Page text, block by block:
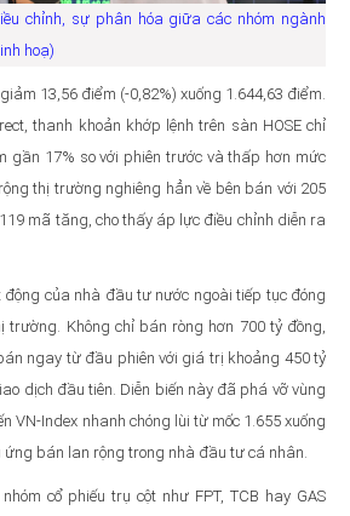
chỉnh, sự phân hóa giữa các nhóm ngành
hoạ)
13,56 điểm (-0,82%) xuống 1.644,63 điểm.
thanh khoản khớp lệnh trên sàn HOSE chỉ
gần 17% so với phiên trước và thấp hơn mức
thị trường nghiêng hẳn về bên bán với 205
mã tăng, cho thấy áp lực điều chỉnh diễn ra
của nhà đầu tư nước ngoài tiếp tục đóng
Không chỉ bán ròng hơn 700 tỷ đồng,
ngay từ đầu phiên với giá trị khoảng 450 tỷ
dịch đầu tiên. Diễn biến này đã phá vỡ vùng
VN-Index nhanh chóng lùi từ mốc 1.655 xuống
ứng bán lan rộng trong nhà đầu tư cá nhân.
cổ phiếu trụ cột như FPT, TCB hay GAS